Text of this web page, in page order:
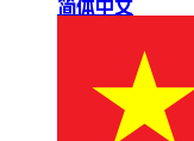
简体中文